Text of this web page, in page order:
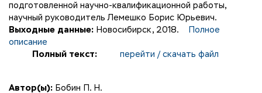
подготовленной научно-квалификационной работы,
научный руководитель Лемешко Борис Юрьевич.
Выходные данные: Новосибирск, 2018.
Полное
описание
Полный текст:
перейти / скачать файл
Автор(ы): Бобин П. Н.